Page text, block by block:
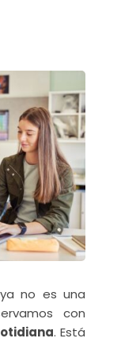
no es una
con
. Está